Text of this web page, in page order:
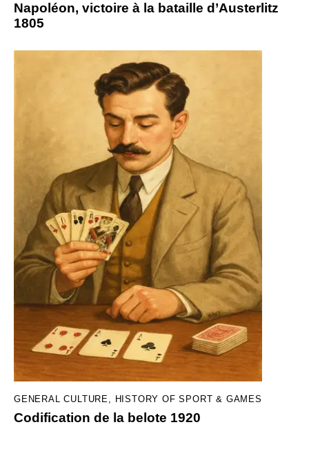
Napoléon, victoire à la bataille d’Austerlitz
1805
GENERAL CULTURE, HISTORY OF SPORT & GAMES
Codification de la belote 1920